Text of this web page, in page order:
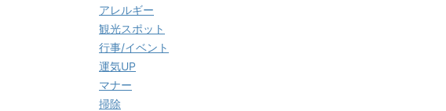
アレルギー
観光スポット
行事/イベント
運気UP
マナー
掃除